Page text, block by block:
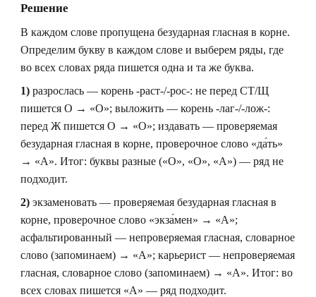
Решение
В каждом слове пропущена безударная гласная в корне.
Определим букву в каждом слове и выберем ряды, где
во всех словах ряда пишется одна и та же буква.
1) разрослась — корень -раст-/-рос-: не перед СТ/Щ
пишется О → «О»; выложить — корень -лаг-/-лож-:
перед Ж пишется О → «О»; издавать — проверяемая
безударная гласная в корне, проверочное слово «да́ть»
→ «А». Итог: буквы разные («О», «О», «А») — ряд не
подходит.
2) экзаменовать — проверяемая безударная гласная в
корне, проверочное слово «экза́мен» → «А»;
асфальтированный — непроверяемая гласная, словарное
слово (запоминаем) → «А»; карьерист — непроверяемая
гласная, словарное слово (запоминаем) → «А». Итог: во
всех словах пишется «А» — ряд подходит.